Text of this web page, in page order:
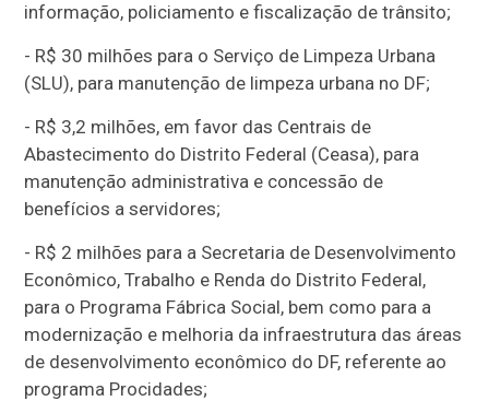
informação, policiamento e fiscalização de trânsito;
- R$ 30 milhões para o Serviço de Limpeza Urbana
(SLU), para manutenção de limpeza urbana no DF;
- R$ 3,2 milhões, em favor das Centrais de
Abastecimento do Distrito Federal (Ceasa), para
manutenção administrativa e concessão de
benefícios a servidores;
- R$ 2 milhões para a Secretaria de Desenvolvimento
Econômico, Trabalho e Renda do Distrito Federal,
para o Programa Fábrica Social, bem como para a
modernização e melhoria da infraestrutura das áreas
de desenvolvimento econômico do DF, referente ao
programa Procidades;